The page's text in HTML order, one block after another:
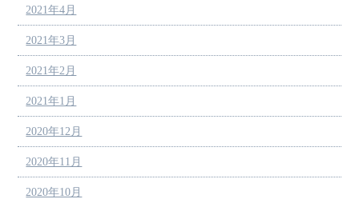
2021年4月
2021年3月
2021年2月
2021年1月
2020年12月
2020年11月
2020年10月